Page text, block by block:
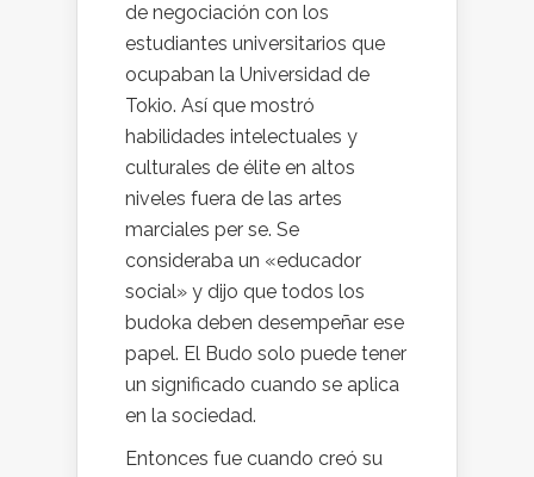
de negociación con los
estudiantes universitarios que
ocupaban la Universidad de
Tokio. Así que mostró
habilidades intelectuales y
culturales de élite en altos
niveles fuera de las artes
marciales per se. Se
consideraba un «educador
social» y dijo que todos los
budoka deben desempeñar ese
papel. El Budo solo puede tener
un significado cuando se aplica
en la sociedad.
Entonces fue cuando creó su